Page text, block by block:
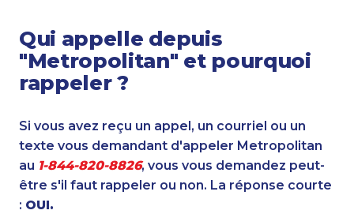
Qui appelle depuis
"Metropolitan" et pourquoi
rappeler ?
Si vous avez reçu un appel, un courriel ou un
texte vous demandant d'appeler Metropolitan
au 1-844-820-8826, vous vous demandez peut-
être s'il faut rappeler ou non. La réponse courte
: OUI.